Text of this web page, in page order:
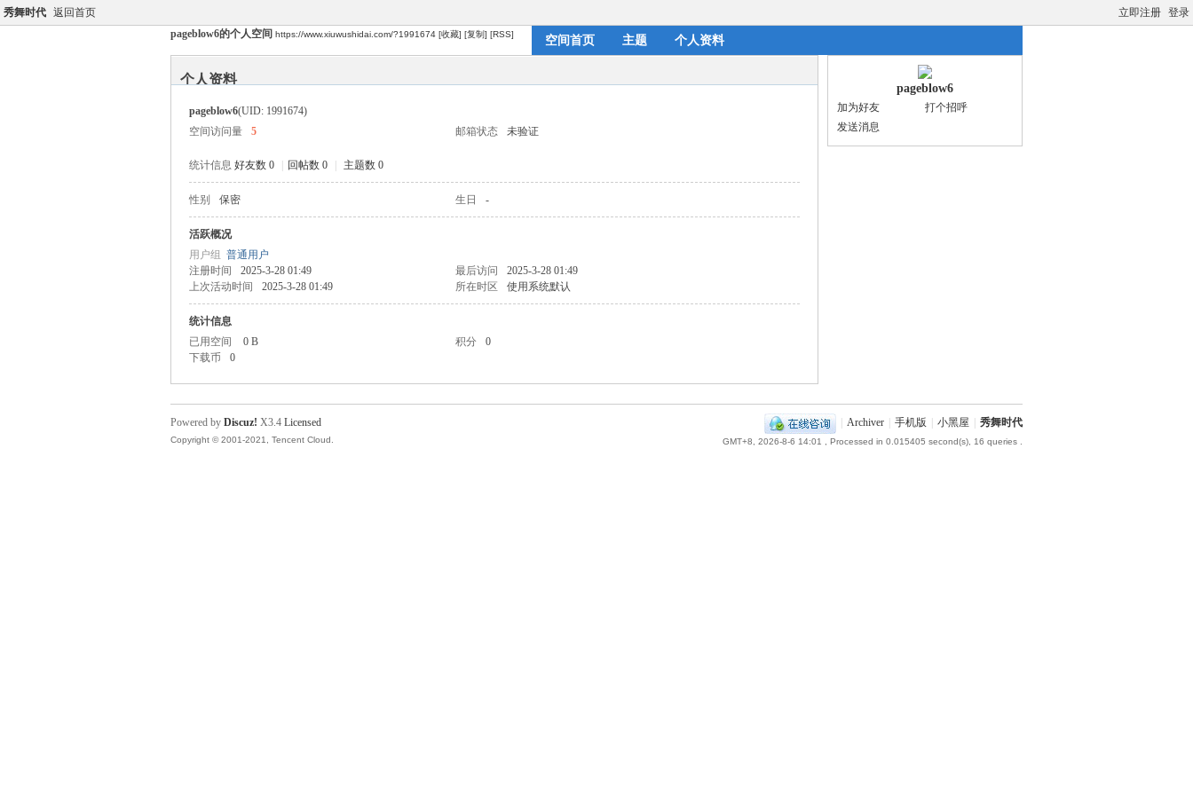
立即注册 登录
秀舞时代 返回首页
pageblow6的个人空间 https://www.xiuwushidai.com/?1991674 [收藏] [复制] [RSS] 空间首页 主题 个人资料
个人资料
pageblow6(UID: 1991674)
空间访问量
5 邮箱状态 未验证
统计信息 好友数 0 回帖数 0 主题数 0
性别 保密 生日 -
活跃概况
用户组 普通用户
注册时间
2025-3-28 01:49 最后访问
2025-3-28 01:49
上次活动时间
2025-3-28 01:49 所在时区 使用系统默认
统计信息
已用空间
0 B 积分
0
下载币
0
pageblow6
加为好友
打个招呼
发送消息
Archiver 手机版 小黑屋 秀舞时代
GMT+8, 2026-8-6 14:01 , Processed in 0.015405 second(s), 16 queries .
Powered by Discuz! X3.4 Licensed
Copyright © 2001-2021, Tencent Cloud.